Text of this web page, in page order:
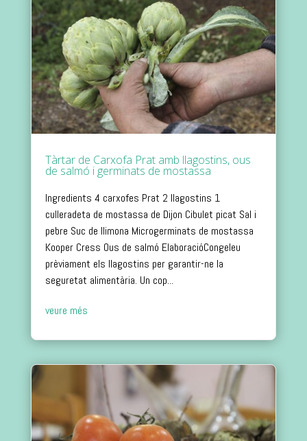
Tàrtar de Carxofa Prat amb llagostins, ous
de salmó i germinats de mostassa
Ingredients 4 carxofes Prat 2 llagostins 1
culleradeta de mostassa de Dijon Cibulet picat Sal i
pebre Suc de llimona Microgerminats de mostassa
Kooper Cress Ous de salmó ElaboracióCongeleu
prèviament els llagostins per garantir-ne la
seguretat alimentària. Un cop...
veure més